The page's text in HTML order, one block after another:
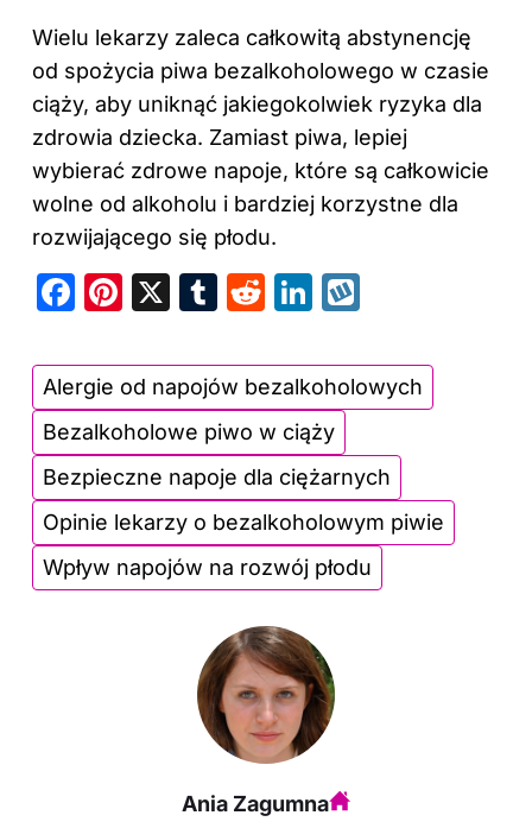
Wielu lekarzy zaleca całkowitą abstynencję
od spożycia piwa bezalkoholowego w czasie
ciąży, aby uniknąć jakiegokolwiek ryzyka dla
zdrowia dziecka. Zamiast piwa, lepiej
wybierać zdrowe napoje, które są całkowicie
wolne od alkoholu i bardziej korzystne dla
rozwijającego się płodu.
F
c
e
b
o
o
k
Pi
er
e
st
X
T
m
bl
r
R
d
di
t
Li
k
e
dI
n
k
o
p
Alergie od napojów bezalkoholowych
Bezalkoholowe piwo w ciąży
Bezpieczne napoje dla ciężarnych
Opinie lekarzy o bezalkoholowym piwie
Wpływ napojów na rozwój płodu
Ania Zagumna